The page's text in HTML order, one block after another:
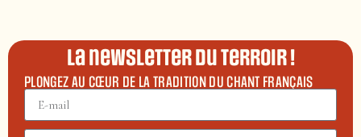
La newsletter du terroir !
PLONGEZ AU CŒUR DE LA TRADITION DU CHANT FRANÇAIS